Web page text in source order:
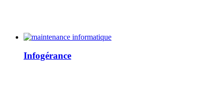
Infogérance